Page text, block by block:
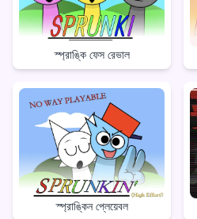
স্প্রাঙ্কি ফেস রেভাল
স্প্রাঙ্কিন প্লেয়েবল